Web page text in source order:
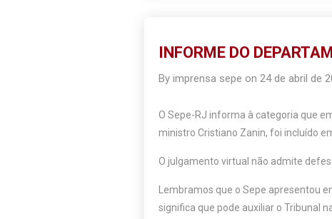
INFORME DO
By imprensa sepe on 24 de abril de
O Sepe-RJ informa à categoria que
ministro Cristiano Zanin, foi incluído
O julgamento virtual não admite
Lembramos que o Sepe apresentou
significa que pode auxiliar o Tribunal